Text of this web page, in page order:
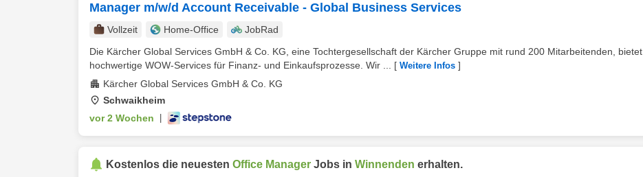
Manager m/w/d Account Receivable - Global Business Services
Vollzeit Home-Office
JobRad
Die Kärcher Global Services GmbH & Co. KG, eine Tochtergesellschaft der Kärcher Gruppe mit rund 200 Mitarbeitenden, bietet
hochwertige WOW-Services für Finanz- und Einkaufsprozesse. Wir ...
[ Weitere Infos ]
Kärcher Global Services GmbH & Co. KG
Schwaikheim
vor 2 Wochen
Kostenlos die neuesten Office Manager Jobs in Winnenden erhalten.